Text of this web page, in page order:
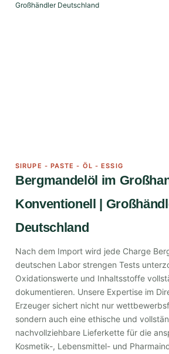
Großhändler Deutschland
SIRUPE - PASTE - ÖL - ESSIG
Bergmandelöl im
Konventionell |
Deutschland
Nach dem Import wird jede Charge
deutschen Labor strengen Tests
Oxidationswerte und Inhaltsstoffe
dokumentieren. Unsere Expertise im
Erzeuger sichert nicht nur
sondern auch eine ethische und
nachvollziehbare Lieferkette für die
Kosmetik-, Lebensmittel- und